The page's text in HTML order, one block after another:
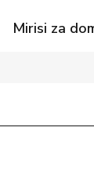
Mirisi za